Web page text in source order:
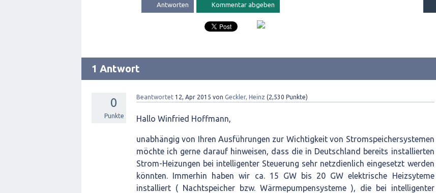
1 Antwort
0
Punkte
Beantwortet 12, Apr 2015 von Geckler, Heinz (2,530 Punkte)
Hallo Winfried Hoffmann,
unabhängig von Ihren Ausführungen zur Wichtigkeit von Stromspeichersystemen
möchte ich gerne darauf hinweisen, dass die in Deutschland bereits installierten
Strom-Heizungen bei intelligenter Steuerung sehr netzdienlich eingesetzt werden
könnten. Immerhin haben wir ca. 15 GW bis 20 GW elektrische Heizsyteme
installiert ( Nachtspeicher bzw. Wärmepumpensysteme ), die bei intelligenter